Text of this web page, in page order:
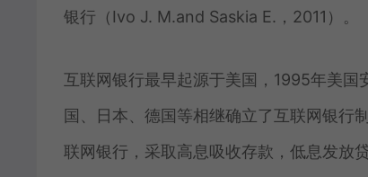
银行（Ivo J. M.and Saskia E.，2011）。
互联网银行最早起源于美国，1995年美
国、日本、德国等相继确立了互联网银行
联网银行，采取高息吸收存款，低息发放